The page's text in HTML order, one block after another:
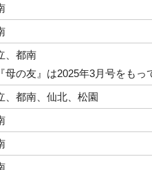
、都南
母の友』は2025年3月号をもっ
、都南、仙北、松園